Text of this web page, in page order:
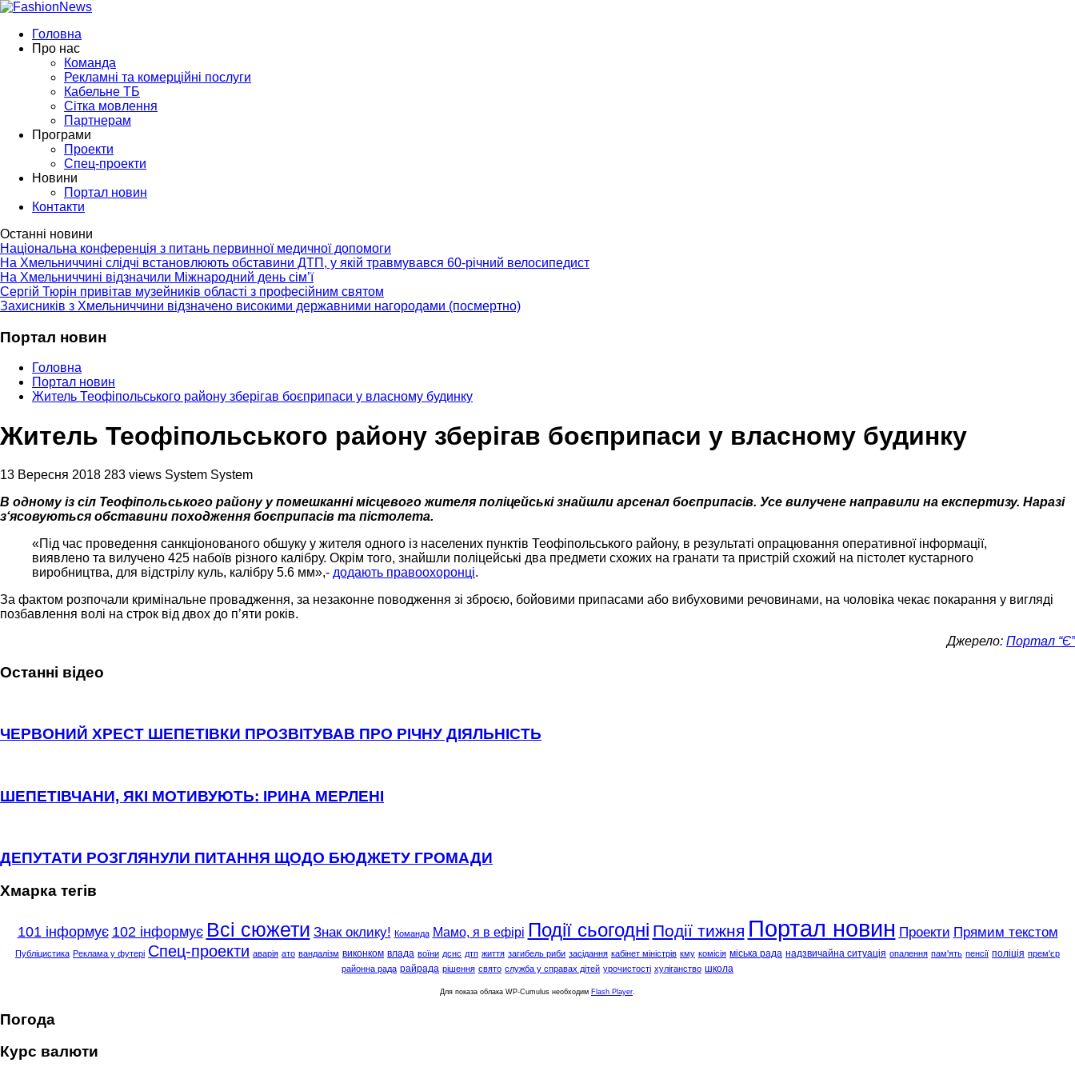
Головна
Про нас
Команда
Рекламні та комерційні послуги
Кабельне ТБ
Сітка мовлення
Партнерам
Програми
Проекти
Спец-проекти
Новини
Портал новин
Контакти
Останні новини
Національна конференція з питань первинної медичної допомоги
На Хмельниччині слідчі встановлюють обставини ДТП, у якій травмувався 60-річний велосипедист
На Хмельниччині відзначили Міжнародний день сім’ї
Сергій Тюрін привітав музейників області з професійним святом
Захисників з Хмельниччини відзначено високими державними нагородами (посмертно)
Портал новин
Головна
Портал новин
Житель Теофіпольського району зберігав боєприпаси у власному будинку
Житель Теофіпольського району зберігав боєприпаси у власному будинку
13 Вересня 2018 283 views System System
В одному із сіл Теофіпольського району у помешканні місцевого жителя поліцейські знайшли арсенал боєприпасів. Усе вилучене направили на експертизу. Наразі
з‘ясовуються обставини походження боєприпасів та пістолета.
«Під час проведення санкціонованого обшуку у жителя одного із населених пунктів Теофіпольського району, в результаті опрацювання оперативної інформації,
виявлено та вилучено 425 набоїв різного калібру. Окрім того, знайшли поліцейські два предмети схожих на гранати та пристрій схожий на пістолет кустарного
виробництва, для відстрілу куль, калібру 5.6 мм»,- додають правоохоронці.
За фактом розпочали кримінальне провадження, за незаконне поводження зі зброєю, бойовими припасами або вибуховими речовинами, на чоловіка чекає покарання у вигляді
позбавлення волі на строк від двох до п’яти років.
Джерело: Портал “Є”
Останні відео
ЧЕРВОНИЙ ХРЕСТ ШЕПЕТІВКИ ПРОЗВІТУВАВ ПРО РІЧНУ ДІЯЛЬНІСТЬ
ШЕПЕТІВЧАНИ, ЯКІ МОТИВУЮТЬ: ІРИНА МЕРЛЕНІ
ДЕПУТАТИ РОЗГЛЯНУЛИ ПИТАННЯ ЩОДО БЮДЖЕТУ ГРОМАДИ
Хмарка тегів
101 інформує 102 інформує Всі сюжети Знак оклику! Команда Мамо, я в ефірі Події сьогодні Події тижня Портал новин Проекти Прямим текстом
Публіцистика Реклама у футері Спец-проекти аварія ато вандалізм виконком влада воїни дснс дтп життя загибель риби засідання кабінет міністрів кму комісія міська рада надзвичайна ситуація опалення пам'ять пенсії поліція прем'єр
районна рада райрада рішення свято служба у справах дітей урочистості хуліганство школа
Для показа облака WP-Cumulus необходим Flash Player
Погода
Курс валюти